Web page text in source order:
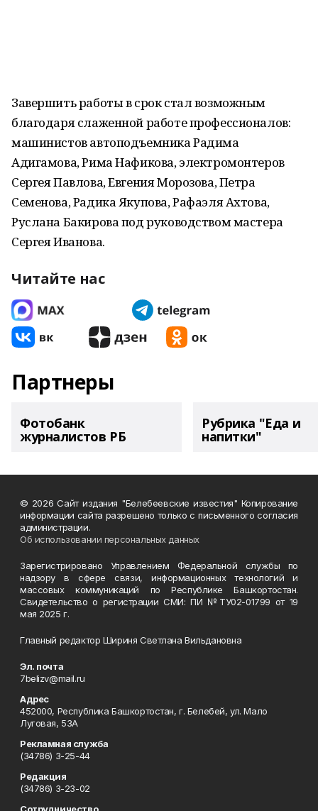
Завершить работы в срок стал возможным
благодаря слаженной работе профессионалов:
машинистов автоподъемника Радима
Адигамова, Рима Нафикова, электромонтеров
Сергея Павлова, Евгения Морозова, Петра
Семенова, Радика Якупова, Рафаэля Ахтова,
Руслана Бакирова под руководством мастера
Сергея Иванова.
Читайте нас
Партнеры
Фотобанк
журналистов РБ
Рубрика "Еда и
напитки"
© 2026 Сайт издания "Белебеевские известия" Копирование
информации сайта разрешено только с письменного согласия
администрации.
Об использовании персональных данных
Зарегистрировано Управлением Федеральной службы по
надзору в сфере связи, информационных технологий и
массовых коммуникаций по Республике Башкортостан.
Свидетельство о регистрации СМИ: ПИ №ТУ02-01799 от 19
мая 2025 г.
Главный редактор Шириня Светлана Вильдановна
Эл. почта
7belizv@mail.ru
Адрес
452000, Республика Башкортостан, г. Белебей, ул. Мало
Луговая, 53А
Рекламная служба
(34786) 3-25-44
Редакция
(34786) 3-23-02